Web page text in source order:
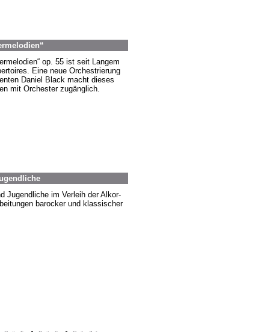
op. 55 ist seit Langem
Eine neue Orchestrierung
Daniel Black macht dieses
mit Orchester zugänglich.
Jugendliche im Verleih der Alkor-
barocker und klassischer